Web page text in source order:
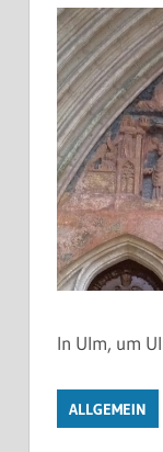
In Ulm, um
ALLGEMEIN